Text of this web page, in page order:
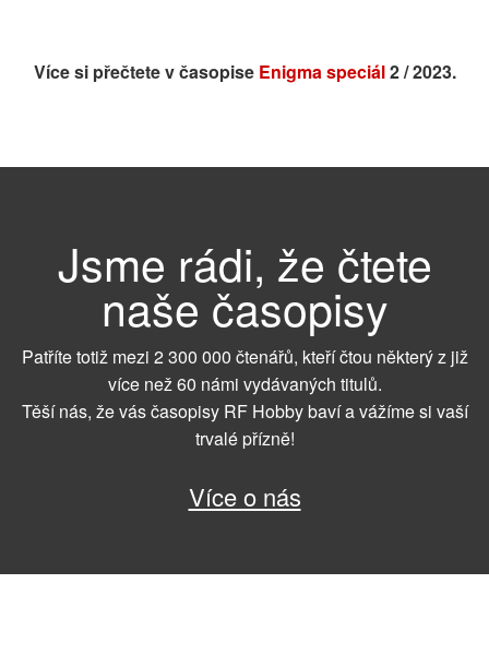
Více si přečtete v časopise Enigma speciál2 / 2023.
Jsme rádi, že čtete
naše časopisy
Patříte totiž mezi 2 300 000 čtenářů, kteří čtou některý z již
více než 60 námi vydávaných titulů.
Těší nás, že vás časopisy RF Hobby baví a vážíme si vaší
trvalé přízně!
Více o nás